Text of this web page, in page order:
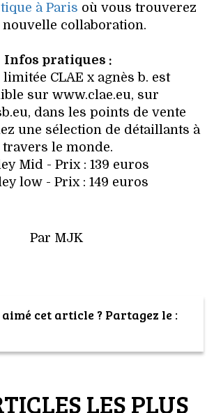
à Paris où vous trouverez
nouvelle collaboration.
Infos pratiques :
CLAE x agnès b. est
sur www.clae.eu, sur
dans les points de vente
une sélection de détaillants à
travers le monde.
Mid - Prix : 139 euros
low - Prix : 149 euros
Par MJK
cet article ? Partagez le :
LES PLUS